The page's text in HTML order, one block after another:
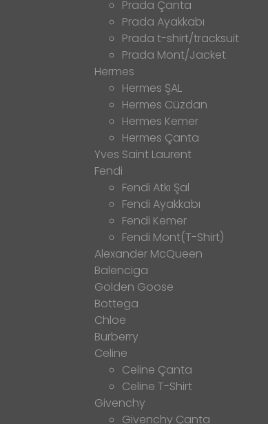
Prada Çanta
Prada Ayakkabı
Prada t-shirt/tracksuit
Prada Mont/Jacket
Hermes
Hermes ŞAL
Hermes Cüzdan
Hermes Kemer
Hermes Çanta
Yves Saint Laurent
Fendi
Fendi Atkı Şal
Fendi Ayakkabı
Fendi Kemer
Fendi Mont(T-Shirt)
Alexander McQueen
Balenciga
Golden Goose
Bottega
Chloe
Burberry
Celine
Celine Çanta
Celine T-Shirt
Givenchy
Givenchy Çanta